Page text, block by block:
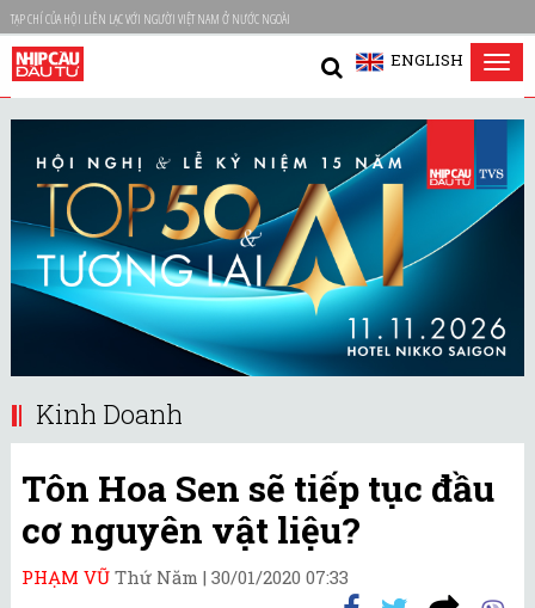
TẠP CHÍ CỦA HỘI LIÊN LẠC VỚI NGƯỜI VIỆT NAM Ở NƯỚC NGOÀI
ENGLISH
Kinh Doanh
Tôn Hoa Sen sẽ tiếp tục đầu
cơ nguyên vật liệu?
PHẠM VŨ Thứ Năm | 30/01/2020 07:33